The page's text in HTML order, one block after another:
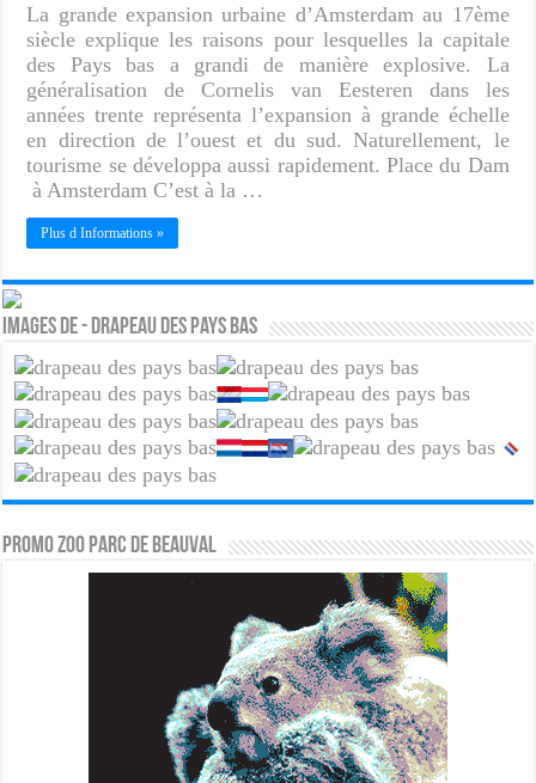
La grande expansion urbaine d’Amsterdam au 17ème
siècle explique les raisons pour lesquelles la capitale
des Pays bas a grandi de manière explosive. La
généralisation de Cornelis van Eesteren dans les
années trente représenta l’expansion à grande échelle
en direction de l’ouest et du sud. Naturellement, le
tourisme se développa aussi rapidement. Place du Dam
à Amsterdam C’est à la …
Plus d Informations »
Images de - Drapeau des Pays Bas
PROMO ZOO PARC DE BEAUVAL